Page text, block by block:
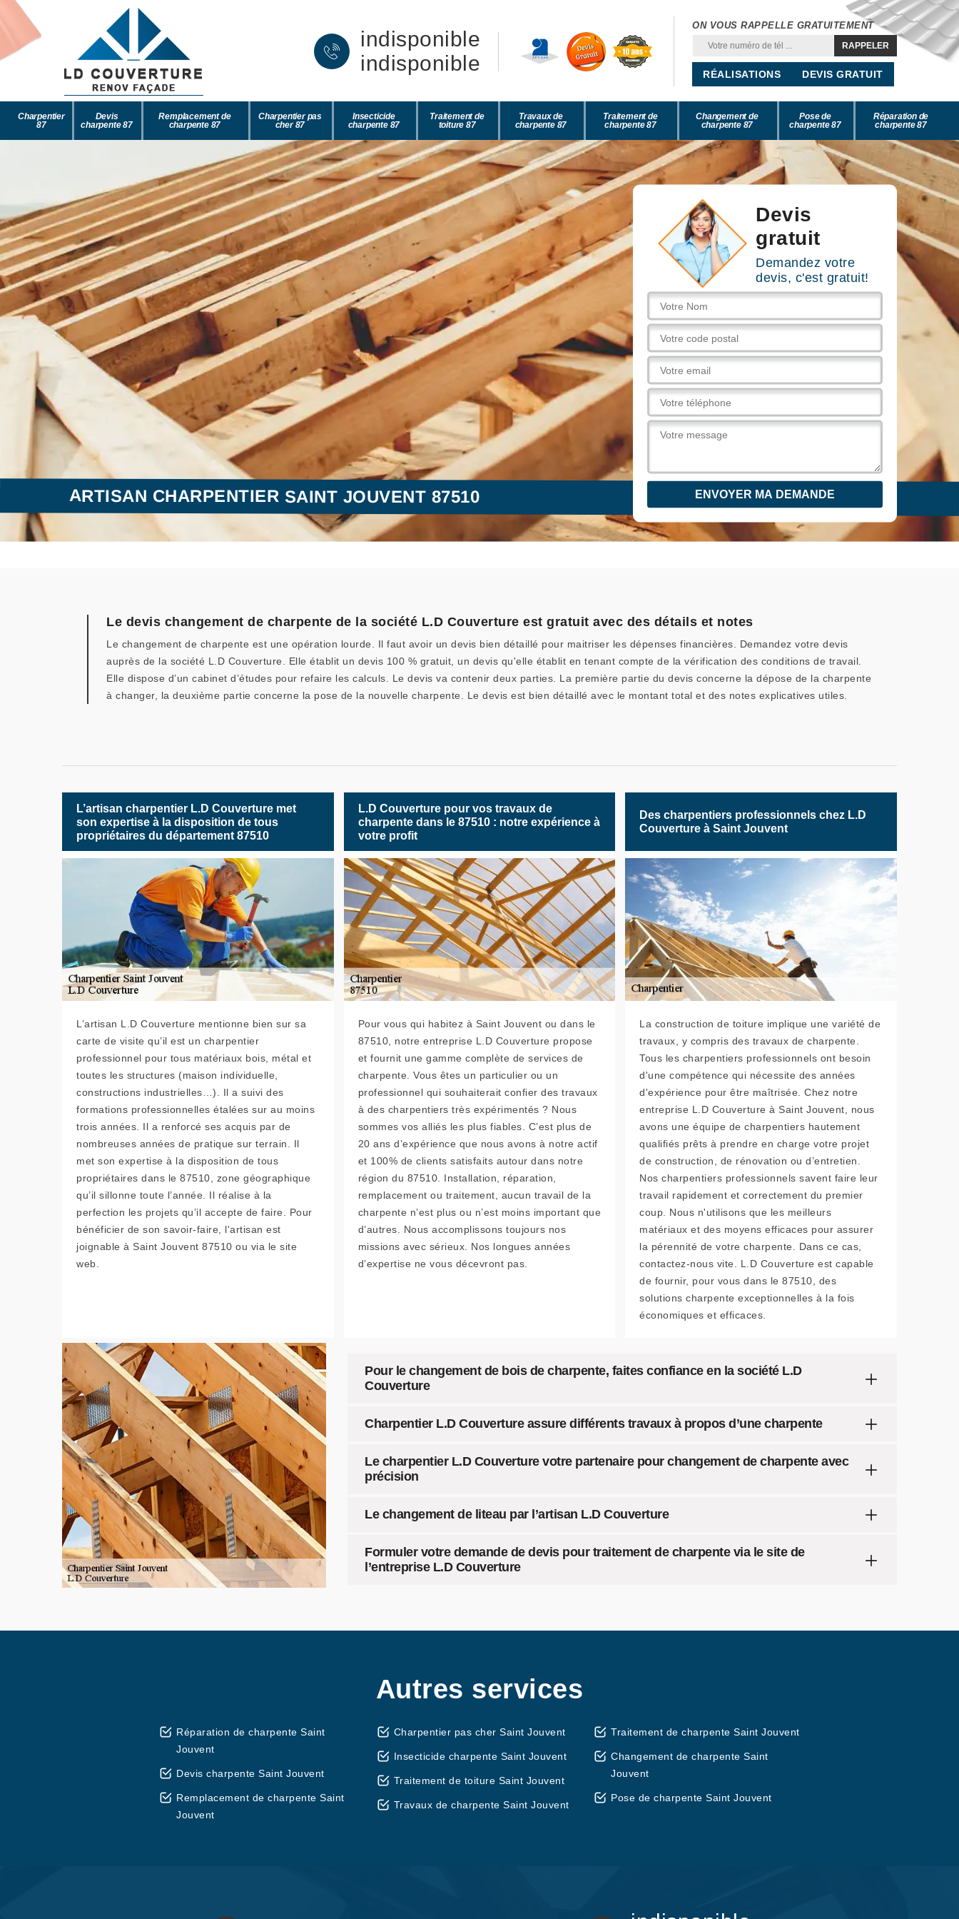
indisponible
indisponible
ON VOUS RAPPELLE GRATUITEMENT
RÉALISATIONS DEVIS GRATUIT
Charpentier
87
Devis
charpente 87
Remplacement de
charpente 87
Charpentier pas
cher 87
Insecticide
charpente 87
Traitement de
toiture 87
Travaux de
charpente 87
Traitement de
charpente 87
Changement de
charpente 87
Pose de
charpente 87
Réparation de
charpente 87
Devis
gratuit
Demandez votre
devis, c'est gratuit!
ARTISAN CHARPENTIER SAINT JOUVENT 87510
Le devis changement de charpente de la société L.D Couverture est gratuit avec des détails et notes
Le changement de charpente est une opération lourde. Il faut avoir un devis bien détaillé pour maitriser les dépenses financières. Demandez votre devis
auprès de la société L.D Couverture. Elle établit un devis 100 % gratuit, un devis qu'elle établit en tenant compte de la vérification des conditions de travail.
Elle dispose d’un cabinet d’études pour refaire les calculs. Le devis va contenir deux parties. La première partie du devis concerne la dépose de la charpente
à changer, la deuxième partie concerne la pose de la nouvelle charpente. Le devis est bien détaillé avec le montant total et des notes explicatives utiles.
L’artisan charpentier L.D Couverture met
son expertise à la disposition de tous
propriétaires du département 87510
L’artisan L.D Couverture mentionne bien sur sa
carte de visite qu’il est un charpentier
professionnel pour tous matériaux bois, métal et
toutes les structures (maison individuelle,
constructions industrielles…). Il a suivi des
formations professionnelles étalées sur au moins
trois années. Il a renforcé ses acquis par de
nombreuses années de pratique sur terrain. Il
met son expertise à la disposition de tous
propriétaires dans le 87510, zone géographique
qu’il sillonne toute l’année. Il réalise à la
perfection les projets qu’il accepte de faire. Pour
bénéficier de son savoir-faire, l'artisan est
joignable à Saint Jouvent 87510 ou via le site
web.
L.D Couverture pour vos travaux de
charpente dans le 87510 : notre expérience à
votre profit
Pour vous qui habitez à Saint Jouvent ou dans le
87510, notre entreprise L.D Couverture propose
et fournit une gamme complète de services de
charpente. Vous êtes un particulier ou un
professionnel qui souhaiterait confier des travaux
à des charpentiers très expérimentés ? Nous
sommes vos alliés les plus fiables. C’est plus de
20 ans d’expérience que nous avons à notre actif
et 100% de clients satisfaits autour dans notre
région du 87510. Installation, réparation,
remplacement ou traitement, aucun travail de la
charpente n’est plus ou n’est moins important que
d’autres. Nous accomplissons toujours nos
missions avec sérieux. Nos longues années
d’expertise ne vous décevront pas.
Des charpentiers professionnels chez L.D
Couverture à Saint Jouvent
La construction de toiture implique une variété de
travaux, y compris des travaux de charpente.
Tous les charpentiers professionnels ont besoin
d'une compétence qui nécessite des années
d'expérience pour être maîtrisée. Chez notre
entreprise L.D Couverture à Saint Jouvent, nous
avons une équipe de charpentiers hautement
qualifiés prêts à prendre en charge votre projet
de construction, de rénovation ou d’entretien.
Nos charpentiers professionnels savent faire leur
travail rapidement et correctement du premier
coup. Nous n'utilisons que les meilleurs
matériaux et des moyens efficaces pour assurer
la pérennité de votre charpente. Dans ce cas,
contactez-nous vite. L.D Couverture est capable
de fournir, pour vous dans le 87510, des
solutions charpente exceptionnelles à la fois
économiques et efficaces.
Pour le changement de bois de charpente, faites confiance en la société L.D
Couverture
Charpentier L.D Couverture assure différents travaux à propos d’une charpente
Le charpentier L.D Couverture votre partenaire pour changement de charpente avec
précision
Le changement de liteau par l’artisan L.D Couverture
Formuler votre demande de devis pour traitement de charpente via le site de
l’entreprise L.D Couverture
Autres services
Réparation de charpente Saint
Jouvent
Devis charpente Saint Jouvent
Remplacement de charpente Saint
Jouvent
Charpentier pas cher Saint Jouvent
Insecticide charpente Saint Jouvent
Traitement de toiture Saint Jouvent
Travaux de charpente Saint Jouvent
Traitement de charpente Saint Jouvent
Changement de charpente Saint
Jouvent
Pose de charpente Saint Jouvent